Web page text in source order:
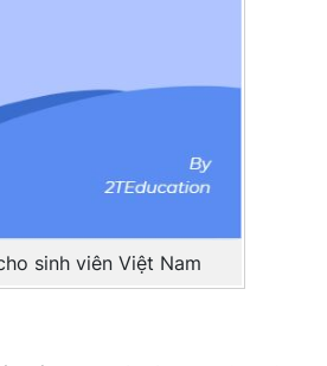
sinh viên Việt Nam